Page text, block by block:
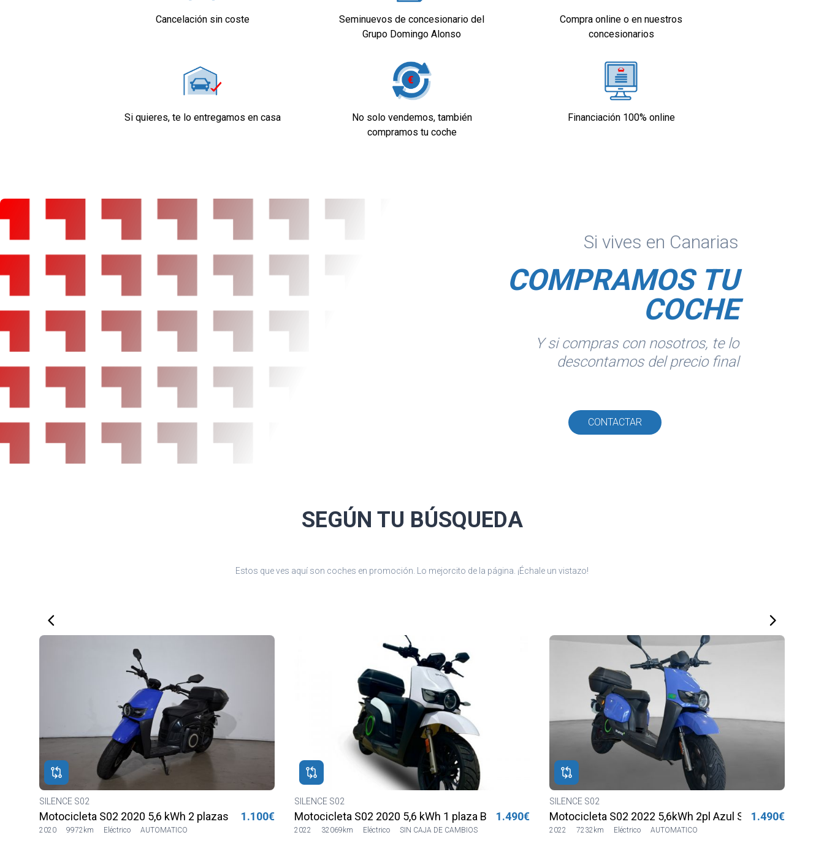
Volante de aluminio y cuero
Elevalunas eléctricos delanteros y traseros
Dirección asistida
Sistema de ventilación
Sensores de aparcamiento traseros con cámara
ABS
Control electrónico de tracción
Airbag lateral de cortina delantero y trasero
asientos traseros
Sistema de servofreno de emergencia
Equipamiento orientativo basado en el modelo. Para detalle,
Cancelación sin coste
Seminuevos de concesionario del
Grupo Domingo Alonso
Compra online o en nuestros
concesionarios
Si quieres, te lo entregamos en casa
No solo vendemos, también
compramos tu coche
Financiación 100% online
Si vives en Canarias
COMPRAMOS TU
COCHE
Y si compras con nosotros, te lo
descontamos del precio final
CONTACTAR
SEGÚN TU BÚSQUEDA
Estos que ves aquí son coches en promoción. Lo mejorcito de la página. ¡Échale un vistazo!
SILENCE S02
Motocicleta S02 2020 5,6 kWh 2 plazas Lilia LVSH
2020 9972km Eléctrico AUTOMATICO
1.100€
SILENCE S02
Motocicleta S02 2020 5,6 kWh 1 plaza Blanca
2022 32069km Eléctrico SIN CAJA DE CAMBIOS
1.490€
SILENCE S02
Motocicleta S02 2022 5,6kWh 2pl Azul Sharing
2022 7232km Eléctrico AUTOMATICO
1.490€